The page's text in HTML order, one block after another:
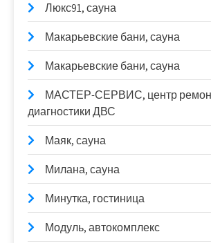
Люкс91, сауна
Макарьевские бани, сауна
Макарьевские бани, сауна
МАСТЕР-СЕРВИС, центр
диагностики ДВС
Маяк, сауна
Милана, сауна
Минутка, гостиница
Модуль, автокомплекс